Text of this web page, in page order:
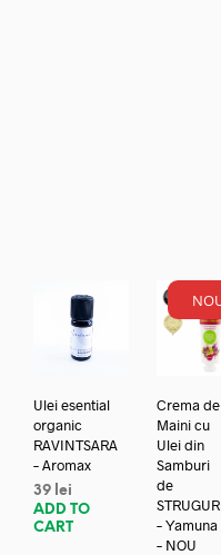
Ulei esential
organic
RAVINTSARA
– Aromax
39 lei
ADD TO
CART
Crema de
Maini cu
Ulei din
Samburi
de
– Yamuna
– NOU